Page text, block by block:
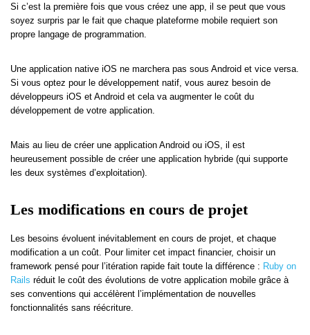
Si c’est la première fois que vous créez une app, il se peut que vous
soyez surpris par le fait que chaque plateforme mobile requiert son
propre langage de programmation.
Une application native iOS ne marchera pas sous Android et vice versa.
Si vous optez pour le développement natif, vous aurez besoin de
développeurs iOS et Android et cela va augmenter le coût du
développement de votre application.
Mais au lieu de créer une application Android ou iOS, il est
heureusement possible de créer une application hybride (qui supporte
les deux systèmes d’exploitation).
Les modifications en cours de projet
Les besoins évoluent inévitablement en cours de projet, et chaque
modification a un coût. Pour limiter cet impact financier, choisir un
framework pensé pour l’itération rapide fait toute la différence : Ruby on
Rails réduit le coût des évolutions de votre application mobile grâce à
ses conventions qui accélèrent l’implémentation de nouvelles
fonctionnalités sans réécriture.